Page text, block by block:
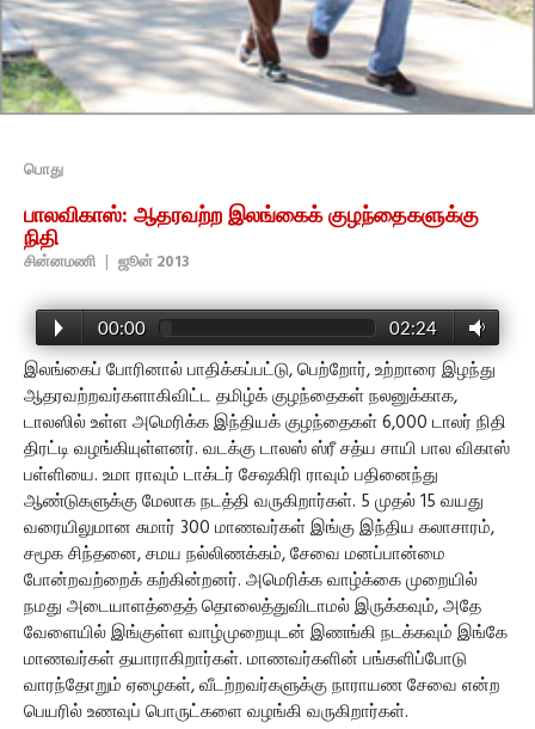
பொது
பாலவிகாஸ்: ஆதரவற்ற இலங்கைக் குழந்தைகளுக்கு
நிதி
சின்னமணி | ஜூன் 2013
00:00 02:24
இலங்கைப் போரினால் பாதிக்கப்பட்டு, பெற்றோர், உற்றாரை இழந்து
ஆதரவற்றவர்களாகிவிட்ட தமிழ்க் குழந்தைகள் நலனுக்காக,
டாலஸில் உள்ள அமெரிக்க இந்தியக் குழந்தைகள் 6,000 டாலர் நிதி
திரட்டி வழங்கியுள்ளனர். வடக்கு டாலஸ் ஸ்ரீ சத்ய சாயி பால விகாஸ்
பள்ளியை. உமா ராவும் டாக்டர் சேஷகிரி ராவும் பதினைந்து
ஆண்டுகளுக்கு மேலாக நடத்தி வருகிறார்கள். 5 முதல் 15 வயது
வரையிலுமான சுமார் 300 மாணவர்கள் இங்கு இந்திய கலாசாரம்,
சமூக சிந்தனை, சமய நல்லிணக்கம், சேவை மனப்பான்மை
போன்றவற்றைக் கற்கின்றனர். அமெரிக்க வாழ்க்கை முறையில்
நமது அடையாளத்தைத் தொலைத்துவிடாமல் இருக்கவும், அதே
வேளையில் இங்குள்ள வாழ்முறையுடன் இணங்கி நடக்கவும் இங்கே
மாணவர்கள் தயாராகிறார்கள். மாணவர்களின் பங்களிப்போடு
வாரந்தோறும் ஏழைகள், வீடற்றவர்களுக்கு நாராயண சேவை என்ற
பெயரில் உணவுப் பொருட்களை வழங்கி வருகிறார்கள்.